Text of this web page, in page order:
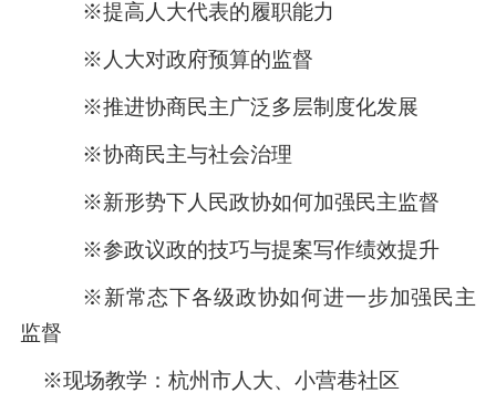
※提高人大代表的履职能力
※人大对政府预算的监督
※推进协商民主广泛多层制度化发展
※协商民主与社会治理
※新形势下人民政协如何加强民主监督
※参政议政的技巧与提案写作绩效提升
※新常态下各级政协如何进一步加强民主
监督
※现场教学：杭州市人大、小营巷社区